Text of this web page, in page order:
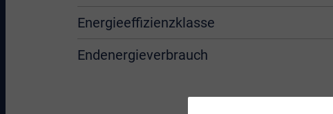
Energieeffizienzklasse
Endenergieverbrauch